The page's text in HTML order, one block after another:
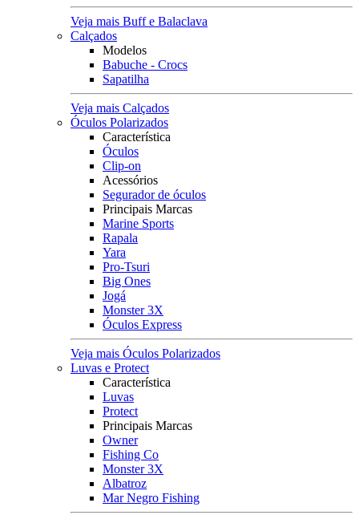
Veja mais Buff e Balaclava
Calçados
Modelos
Babuche - Crocs
Sapatilha
Veja mais Calçados
Óculos Polarizados
Característica
Óculos
Clip-on
Acessórios
Segurador de óculos
Principais Marcas
Marine Sports
Rapala
Yara
Pro-Tsuri
Big Ones
Jogá
Monster 3X
Óculos Express
Veja mais Óculos Polarizados
Luvas e Protect
Característica
Luvas
Protect
Principais Marcas
Owner
Fishing Co
Monster 3X
Albatroz
Mar Negro Fishing